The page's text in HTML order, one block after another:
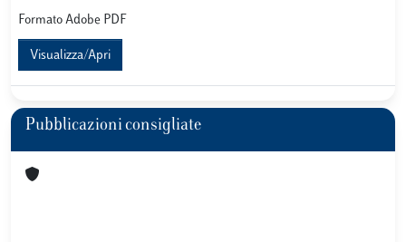
Formato Adobe PDF
Visualizza/Apri
Pubblicazioni consigliate